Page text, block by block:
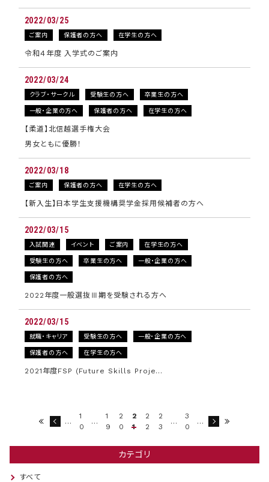
2022/03/25
ご案内 保護者の方へ 在学生の方へ
令和４年度 入学式のご案内
2022/03/24
クラブ・サークル 受験生の方へ 卒業生の方へ
一般・企業の方へ 保護者の方へ 在学生の方へ
【柔道】北信越選手権大会
男女ともに優勝！
2022/03/18
ご案内 保護者の方へ 在学生の方へ
【新入生】日本学生支援機構奨学金採用候補者の方へ
2022/03/15
入試関連 イベント ご案内 在学生の方へ
受験生の方へ 卒業生の方へ 一般・企業の方へ
保護者の方へ
2022年度一般選抜Ⅲ期を受験される方へ
2022/03/15
就職・キャリア 受験生の方へ 一般・企業の方へ
保護者の方へ 在学生の方へ
2021年度FSP (Future Skills Proje…
…
1
0
…
1
9
2
0
2
1
2
2
2
3
…
3
0
…
カテゴリ
すべて